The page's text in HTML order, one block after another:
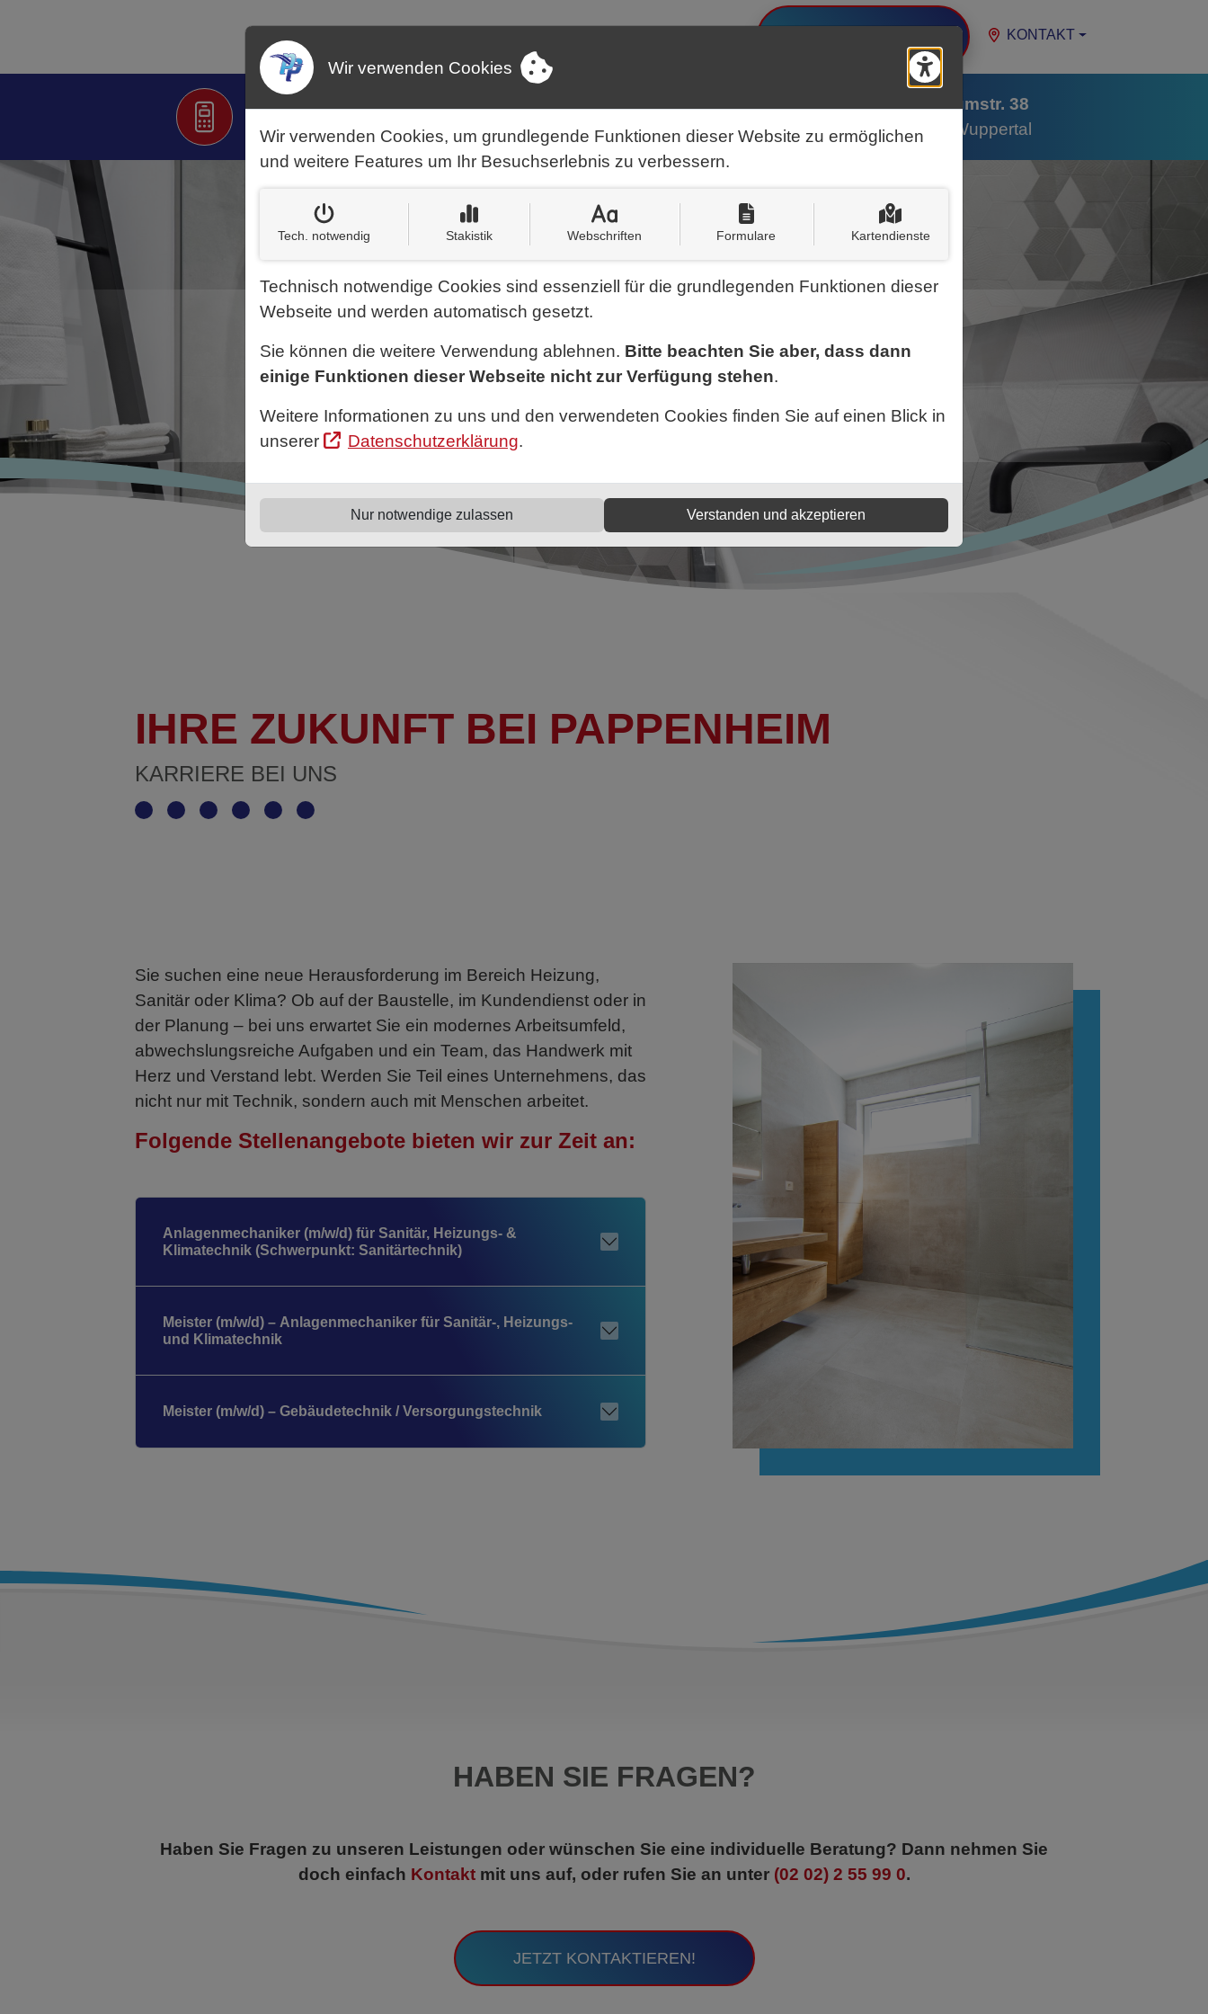
KONTAKT
Kontaktinformationen
(02 02) 2 55 99 0
info@pappenheim-schulz.de
Nußbaumstr. 38
42283 Wuppertal
IHRE ZUKUNFT BEI PAPPENHEIM
KARRIERE BEI UNS
Haupttext
Sie suchen eine neue Herausforderung im Bereich Heizung,
Sanitär oder Klima? Ob auf der Baustelle, im Kundendienst oder in
der Planung – bei uns erwartet Sie ein modernes Arbeitsumfeld,
abwechslungsreiche Aufgaben und ein Team, das Handwerk mit
Herz und Verstand lebt. Werden Sie Teil eines Unternehmens, das
nicht nur mit Technik, sondern auch mit Menschen arbeitet.
Folgende Stellenangebote bieten wir zur Zeit an:
Anlagenmechaniker (m/w/d) für Sanitär, Heizungs- &
Klimatechnik (Schwerpunkt: Sanitärtechnik)
Meister (m/w/d) – Anlagenmechaniker für Sanitär-, Heizungs-
und Klimatechnik
Meister (m/w/d) – Gebäudetechnik / Versorgungstechnik
HABEN SIE FRAGEN?
Haben Sie Fragen zu unseren Leistungen oder wünschen Sie eine individuelle Beratung? Dann nehmen Sie
doch einfach Kontaktmit uns auf, oder rufen Sie an unter (02 02) 2 55 99 0.
JETZT KONTAKTIEREN!
Wir verwenden Cookies
Barrierefreiheits-Tools
Wir verwenden Cookies, um grundlegende Funktionen dieser Website zu ermöglichen
und weitere Features um Ihr Besuchserlebnis zu verbessern.
Tech. notwendig Stakistik Webschriften Formulare Kartendienste
Technisch notwendige Cookies sind essenziell für die grundlegenden Funktionen dieser
Webseite und werden automatisch gesetzt.
Sie können die weitere Verwendung ablehnen. Bitte beachten Sie aber, dass dann
einige Funktionen dieser Webseite nicht zur Verfügung stehen.
Weitere Informationen zu uns und den verwendeten Cookies finden Sie auf einen Blick in
unserer
Datenschutzerklärung.
Nur notwendige zulassen Verstanden und akzeptieren